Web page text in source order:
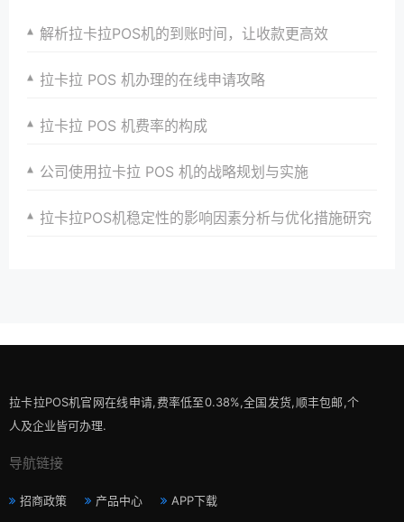
解析拉卡拉POS机的到账时间，让收款更高效
拉卡拉 POS 机办理的在线申请攻略
拉卡拉 POS 机费率的构成
公司使用拉卡拉 POS 机的战略规划与实施
拉卡拉POS机稳定性的影响因素分析与优化措施研究
拉卡拉POS机官网在线申请,费率低至0.38%,全国发货,顺丰包邮,个
人及企业皆可办理.
导航链接
招商政策 产品中心 APP下载